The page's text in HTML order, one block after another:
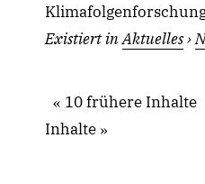
Existiert inAktuelles›
10 frühere Inhalte
Inhalte